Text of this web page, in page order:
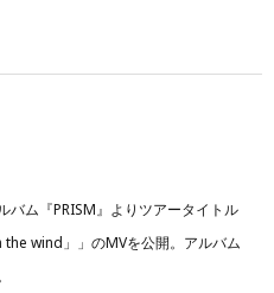
バム『PRISM』よりツアータイトル
the wind」」のMVを公開。アルバム